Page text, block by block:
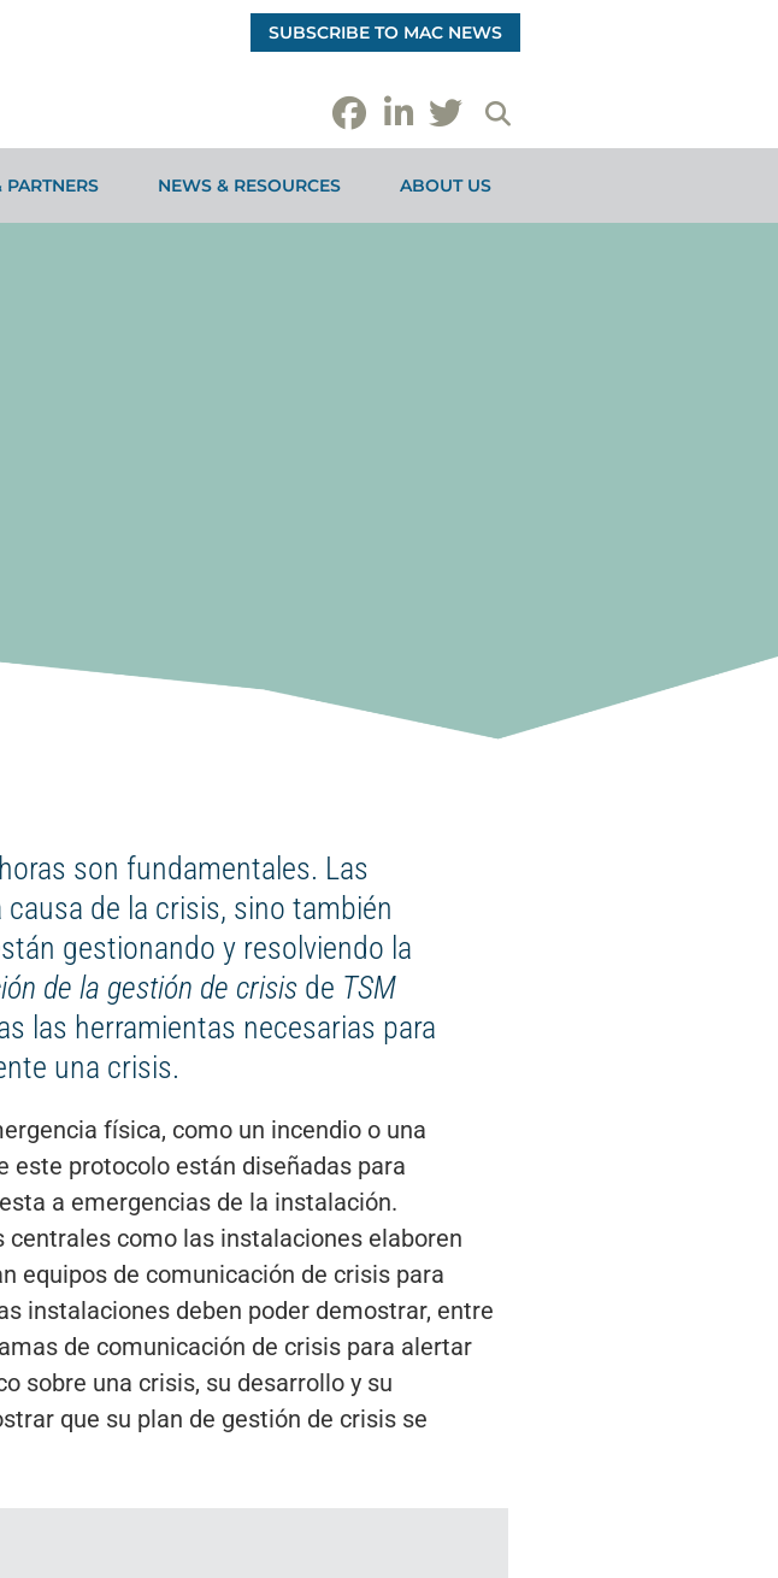
SUBSCRIBE TO MAC NEWS
PARTNERS NEWS & RESOURCES ABOUT US
son fundamentales. Las
de la crisis, sino también
gestionando y resolviendo la
de la gestión de crisis de TSM
las herramientas necesarias para
una crisis.
física, como un incendio o una
este protocolo están diseñadas para
a emergencias de la instalación.
como las instalaciones elaboren
equipos de comunicación de crisis para
instalaciones deben poder demostrar, entre
de comunicación de crisis para alertar
sobre una crisis, su desarrollo y su
que su plan de gestión de crisis se